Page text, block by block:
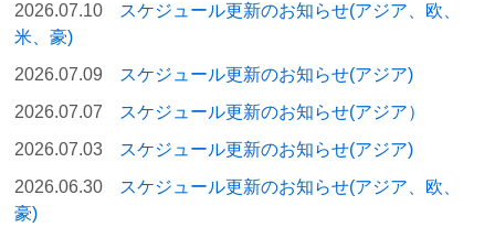
2026.07.10
スケジュール更新のお知らせ(アジア、欧、
米、豪)
2026.07.09
スケジュール更新のお知らせ(アジア)
2026.07.07
スケジュール更新のお知らせ(アジア）
2026.07.03
スケジュール更新のお知らせ(アジア)
2026.06.30
スケジュール更新のお知らせ(アジア、欧、
豪)